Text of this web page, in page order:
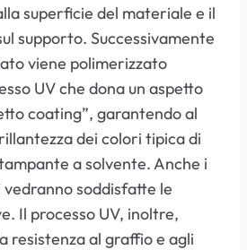
superficie del materiale e il
supporto. Successivamente
viene polimerizzato
UV che dona un aspetto
coating”, garantendo al
dei colori tipica di
a solvente. Anche i
soddisfatte le
Il processo UV, inoltre,
resistenza al graffio e agli